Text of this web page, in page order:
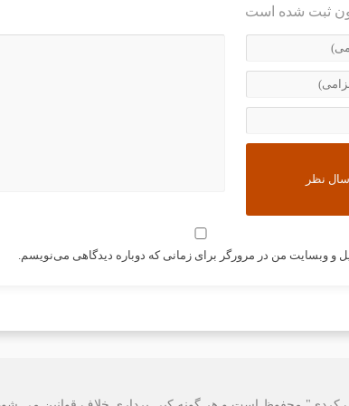
و وبسایت من در مرورگر برای زمانی که دوباره دیدگاهی می‌نویسم.